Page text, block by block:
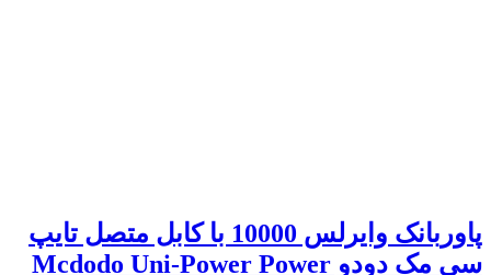
پاوربانک وایرلس 10000 با کابل متصل تایپ
سی مک دودو Mcdodo Uni-Power Power